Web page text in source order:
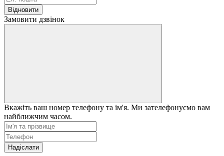
Відновити
Замовити дзвінок
Вкажіть ваш номер телефону та ім'я. Ми зателефонуємо вам
найближчим часом.
Надіслати